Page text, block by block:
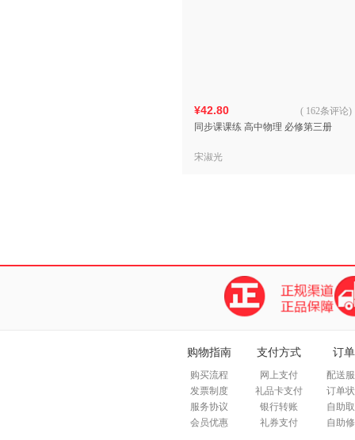
¥42.80
同步课课练 高中物理 必修第三册
( 162条评论)
宋淑光
购物指南
购买流程
发票制度
服务协议
会员优惠
支付方式
网上支付
礼品卡支付
银行转账
礼券支付
订
配送
订单
自助
自助